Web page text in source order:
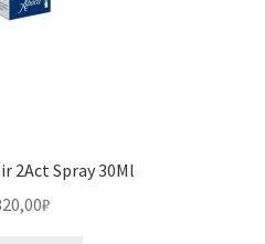
2Act Spray 30Ml
₽